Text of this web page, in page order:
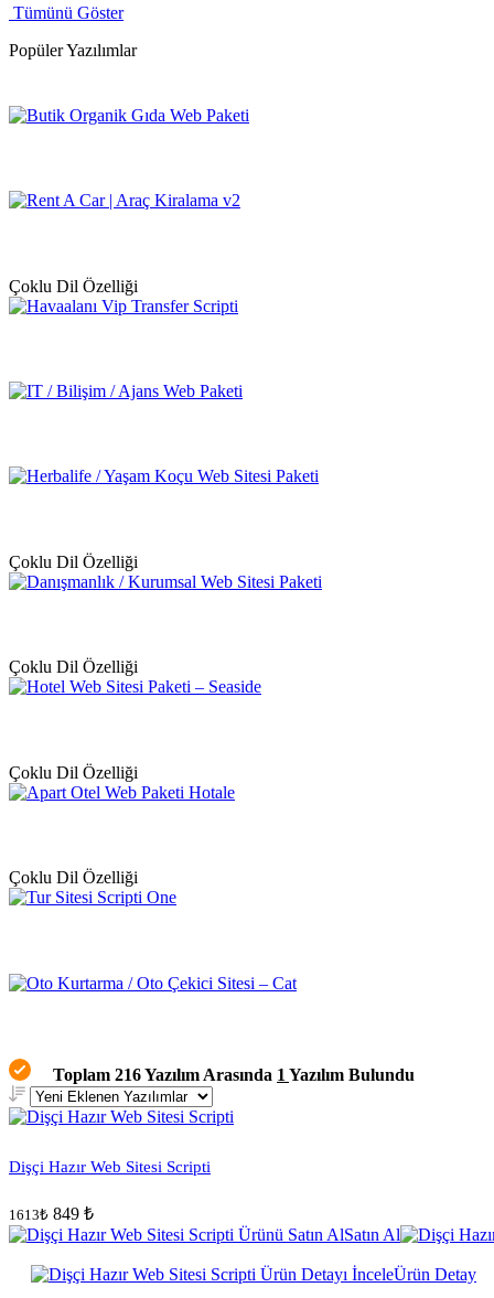
Tümünü Göster
Popüler Yazılımlar
Çoklu Dil Özelliği
Çoklu Dil Özelliği
Çoklu Dil Özelliği
Çoklu Dil Özelliği
Çoklu Dil Özelliği
Toplam 216 Yazılım Arasında 1 Yazılım Bulundu
Dişçi Hazır Web Sitesi Scripti
1613₺ 849 ₺
Satın Al
Ürün Detay